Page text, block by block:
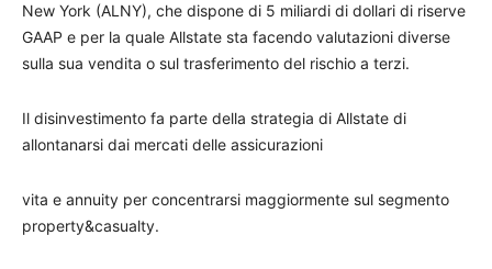
New York (ALNY), che dispone di 5 miliardi di dollari di riserve
GAAP e per la quale Allstate sta facendo valutazioni diverse
sulla sua vendita o sul trasferimento del rischio a terzi.
Il disinvestimento fa parte della strategia di Allstate di
allontanarsi dai mercati delle assicurazioni
vita e annuity per concentrarsi maggiormente sul segmento
property&casualty.